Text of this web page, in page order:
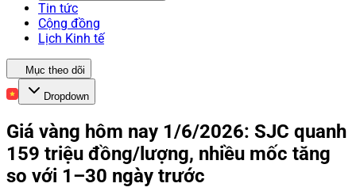
Tin tức
Cộng đồng
Lịch Kinh tế
Mục theo dõi
Dropdown
Giá vàng hôm nay 1/6/2026: SJC quanh
159 triệu đồng/lượng, nhiều mốc tăng
so với 1–30 ngày trước